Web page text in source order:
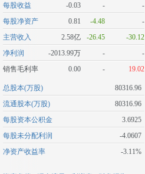
每股收益
-0.03 -
-
每股净资产
0.81 -4.48
-
主营收入
2.58亿 -26.45
-30.12
净利润
-2013.99万 -
-
销售毛利率
0.00 - 19.02
总股本(万股)
80316.96
流通股本(万股)
80316.96
每股资本公积金
3.6925
每股未分配利润
-4.0607
净资产收益率
-3.11%